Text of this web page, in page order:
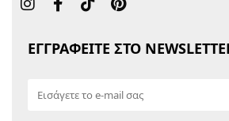
ΕΓΓΡΑΦΕΙΤΕ ΣΤΟ